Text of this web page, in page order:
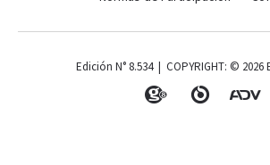
Edición N° 8.534 | COPYRIGHT: © 2026